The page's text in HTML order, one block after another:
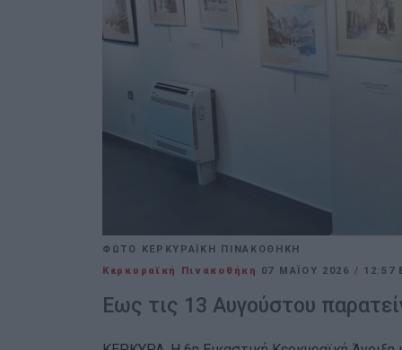
ΦΩΤΟ ΚΕΡΚΥΡΑΪΚΗ ΠΙΝΑΚΟΘΗΚΗ
Κερκυραϊκή Πινακοθήκη
07 ΜΑΪ́ΟΥ 2026 / 12:57
Εως τις 13 Αυγούστου